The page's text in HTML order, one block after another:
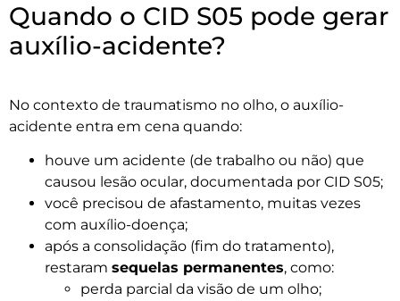
Quando o CID S05 pode gerar
auxílio-acidente?
No contexto de traumatismo no olho, o auxílio-
acidente entra em cena quando:
houve um acidente (de trabalho ou não) que
causou lesão ocular, documentada por CID S05;
você precisou de afastamento, muitas vezes
com auxílio-doença;
após a consolidação (fim do tratamento),
restaram sequelas permanentes, como:
perda parcial da visão de um olho;